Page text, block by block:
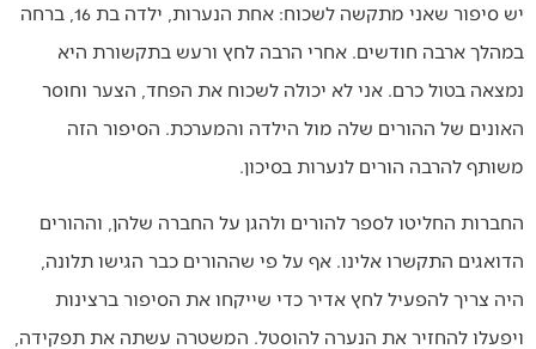
יש סיפור שאני מתקשה לשכוח: אחת הנערות, ילדה בת 16, ברחה
במהלך ארבה חודשים. אחרי הרבה לחץ ורעש בתקשורת היא
נמצאה בטול כרם. אני לא יכולה לשכוח את הפחד, הצער וחוסר
האונים של ההורים שלה מול הילדה והמערכת. הסיפור הזה
משותף להרבה הורים לנערות בסיכון.
החברות החליטו לספר להורים ולהגן על החברה שלהן, וההורים
הדואגים התקשרו אלינו. אף על פי שההורים כבר הגישו תלונה,
היה צריך להפעיל לחץ אדיר כדי שייקחו את הסיפור ברצינות
ויפעלו להחזיר את הנערה להוסטל. המשטרה עשתה את תפקידה,